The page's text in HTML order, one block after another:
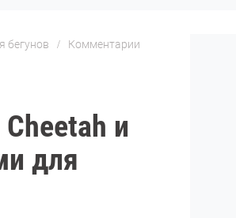
бегунов Комментарии
и
для